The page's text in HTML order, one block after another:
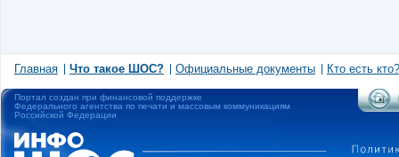
Главная Что такое ШОС? Официальные документы Кто есть кто?
Портал создан при финансовой поддержке
Федерального агентства по печати и массовым коммуникациям
Российской Федерации